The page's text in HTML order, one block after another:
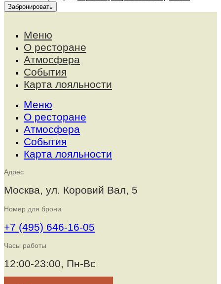
Забронировать
Меню
О ресторане
Атмосфера
События
Карта лояльности
Меню
О ресторане
Атмосфера
События
Карта лояльности
Адрес
Москва, ул. Коровий Вал, 5
Номер для брони
+7 (495) 646-16-05
Часы работы
12:00-23:00, Пн-Вс